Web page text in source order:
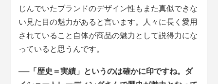
じんでいたブランドのデザイン性もまた真似できな
い見た目の魅力があると言います。人々に長く愛用
されていること自体が商品の魅力として説得力にな
っていると思うんです。
──「歴史＝実績」というのは確かに印ですね。ダ